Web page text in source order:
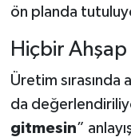
ön planda
Hiçbir
Üretim sırasında
da
gitmesin”